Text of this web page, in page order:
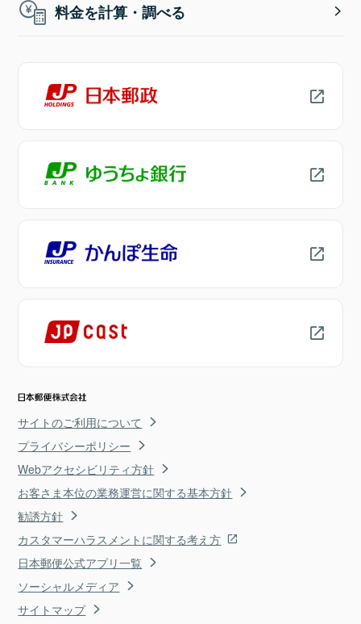
料金を計算・調べる
サイトのご利用について
プライバシーポリシー
Webアクセシビリティ方針
お客さま本位の業務運営に関する基本方針
勧誘方針
カスタマーハラスメントに関する考え方
日本郵便公式アプリ一覧
ソーシャルメディア
サイトマップ